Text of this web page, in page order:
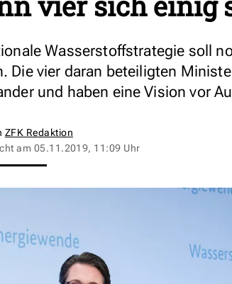
Wasserstoffstrategie soll
Die vier daran beteiligten
und haben eine Vision vor
ZFK Redaktion
am 05.11.2019, 11:09 Uhr